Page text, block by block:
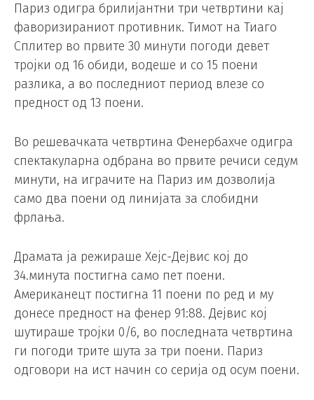
Париз одигра брилијантни три четвртини кај
фаворизираниот противник. Тимот на Тиаго
Сплитер во првите 30 минути погоди девет
тројки од 16 обиди, водеше и со 15 поени
разлика, а во последниот период влезе со
предност од 13 поени.
Во решевачката четвртина Фенербахче одигра
спектакуларна одбрана во првите речиси седум
минути, на играчите на Париз им дозволија
само два поени од линијата за слобидни
фрлања.
Драмата ја режираше Хејс-Дејвис кој до
34.минута постигна само пет поени.
Американецт постигна 11 поени по ред и му
донесе предност на фенер 91:88. Дејвис кој
шутираше тројки 0/6, во последната четвртина
ги погоди трите шута за три поени. Париз
одговори на ист начин со серија од осум поени.